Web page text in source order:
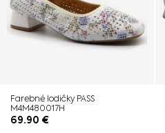
Farebné lodičky PASS
M4M480017H
69.90 €